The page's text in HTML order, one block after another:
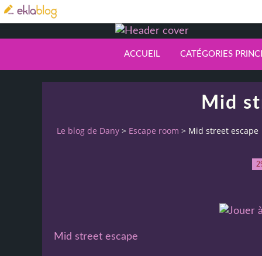
ACCUEIL CATÉGORIES
Mid
Le blog de Dany > Escape room > Mid street escape
Mid street escape